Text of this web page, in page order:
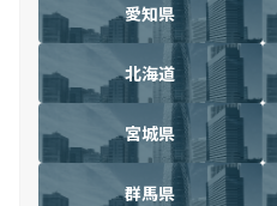
愛知県
北海道
宮城県
群馬県